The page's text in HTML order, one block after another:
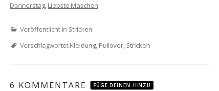
Donnerstag, Liebste Maschen
Veröffentlicht in Stricken
Verschlagwortet Kleidung Pullover Stricken
6 KOMMENTARE FÜGE DEINEN HINZU